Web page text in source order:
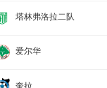
塔林弗洛拉二队
爱尔华
奎拉